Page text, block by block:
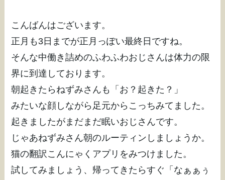
こんばんはございます。
正月も3日までが正月っぽい最終日ですね。
そんな中働き詰めのふわふわおじさんは体力の限
界に到達しております。
朝起きたらねずみさんも「お？起きた？」
みたいな顔しながら足元からこっちみてました。
起きましたがまだまだ眠いおじさんです。
じゃあねずみさん朝のルーティンしましょうか。
猫の翻訳こんにゃくアプリをみつけました。
試してみましょう、帰ってきたらすぐ「なぁぁぅ